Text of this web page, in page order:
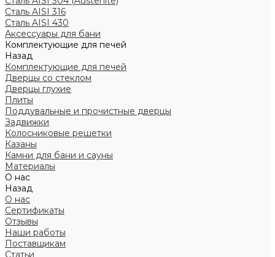
Сталь AISI 316
Сталь AISI 430
Аксессуары для бани
Комплектующие для печей
Назад
Комплектующие для печей
Дверцы со стеклом
Дверцы глухие
Плиты
Поддувальные и прочистные дверцы
Задвижки
Колосниковые решетки
Казаны
Камни для бани и сауны
Материалы
О нас
Назад
О нас
Сертификаты
Отзывы
Наши работы
Поставщикам
Статьи